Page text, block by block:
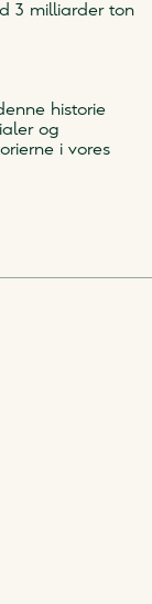
3 milliarder ton
historie
og
i vores